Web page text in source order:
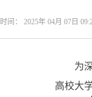
时间： 2025年 04月 07日
为深
高校大